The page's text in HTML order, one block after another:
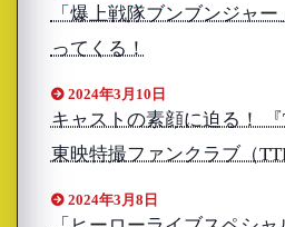
「爆上戦隊ブンブンジャ
ってくる！
2024年3月10日
キャストの素顔に迫る！ 『
東映特撮ファンクラブ（
2024年3月8日